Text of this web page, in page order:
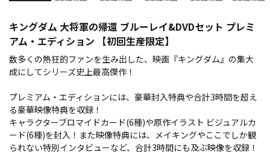
キングダム 大将軍の帰還 ブルーレイ&DVDセット プレミ
アム・エディション 【初回生産限定】
数多くの熱狂的ファンを生み出した、映画『キングダム』の集大
成にしてシリーズ史上最高傑作！
プレミアム・エディションには、豪華封入特典や合計3時間を超え
る豪華映像特典を収録！
キャラクターブロマイドカード(6種)や原作イラスト ビジュアルカ
ード(6種)を封入！また映像特典には、メイキングやここでしか観
られない特別インタビューなど、合計3時間にも及ぶ映像を収録！